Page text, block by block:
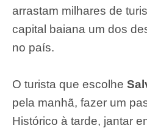
arrastam milhares de
capital baiana um dos
no país.
O turista que escolhe
pela manhã, fazer um
Histórico à tarde, jantar